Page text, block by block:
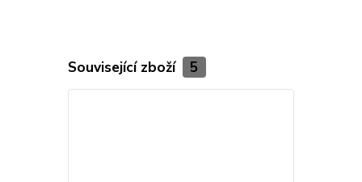
Související zboží 5